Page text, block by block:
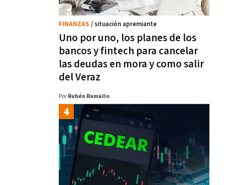
Uno por uno, los planes de los
bancos y fintech para cancelar
las deudas en mora y como salir
del Veraz
FINANZAS / situación apremiante
Por Rubén Ramallo